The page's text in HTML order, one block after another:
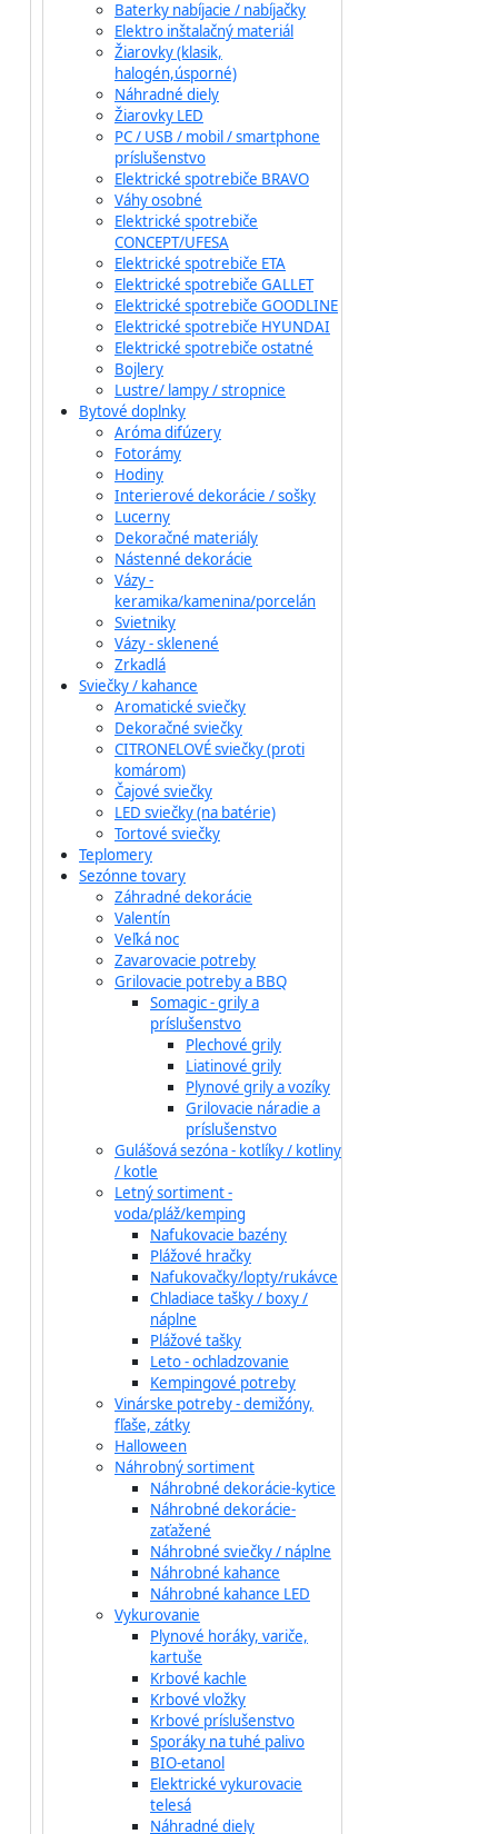
Baterky nabíjacie / nabíjačky
Elektro inštalačný materiál
Žiarovky (klasik,
halogén,úsporné)
Náhradné diely
Žiarovky LED
PC / USB / mobil / smartphone
príslušenstvo
Elektrické spotrebiče BRAVO
Váhy osobné
Elektrické spotrebiče
CONCEPT/UFESA
Elektrické spotrebiče ETA
Elektrické spotrebiče GALLET
Elektrické spotrebiče GOODLINE
Elektrické spotrebiče HYUNDAI
Elektrické spotrebiče ostatné
Bojlery
Lustre/ lampy / stropnice
Bytové doplnky
Aróma difúzery
Fotorámy
Hodiny
Interierové dekorácie / sošky
Lucerny
Dekoračné materiály
Nástenné dekorácie
Vázy -
keramika/kamenina/porcelán
Svietniky
Vázy - sklenené
Zrkadlá
Sviečky / kahance
Aromatické sviečky
Dekoračné sviečky
CITRONELOVÉ sviečky (proti
komárom)
Čajové sviečky
LED sviečky (na batérie)
Tortové sviečky
Teplomery
Sezónne tovary
Záhradné dekorácie
Valentín
Veľká noc
Zavarovacie potreby
Grilovacie potreby a BBQ
Somagic - grily a
príslušenstvo
Plechové grily
Liatinové grily
Plynové grily a vozíky
Grilovacie náradie a
príslušenstvo
Gulášová sezóna - kotlíky / kotliny
/ kotle
Letný sortiment -
voda/pláž/kemping
Nafukovacie bazény
Plážové hračky
Nafukovačky/lopty/rukávce
Chladiace tašky / boxy /
náplne
Plážové tašky
Leto - ochladzovanie
Kempingové potreby
Vinárske potreby - demižóny,
fľaše, zátky
Halloween
Náhrobný sortiment
Náhrobné dekorácie-kytice
Náhrobné dekorácie-
zaťažené
Náhrobné sviečky / náplne
Náhrobné kahance
Náhrobné kahance LED
Vykurovanie
Plynové horáky, variče,
kartuše
Krbové kachle
Krbové vložky
Krbové príslušenstvo
Sporáky na tuhé palivo
BIO-etanol
Elektrické vykurovacie
telesá
Náhradné diely